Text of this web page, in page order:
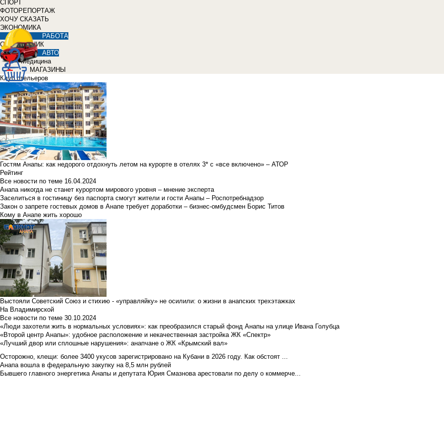
СПОРТ
ФОТОРЕПОРТАЖ
ХОЧУ СКАЗАТЬ
ЭКОНОМИКА
РАБОТА
СПРАВОЧНИК
АВТО
Медицина
МАГАЗИНЫ
Клуб отельеров
Гостям Анапы: как недорого отдохнуть летом на курорте в отелях 3* с «все включено» – АТОР
Рейтинг
Все новости по теме 16.04.2024
Анапа никогда не станет курортом мирового уровня – мнение эксперта
Заселиться в гостиницу без паспорта смогут жители и гости Анапы – Роспотребнадзор
Закон о запрете гостевых домов в Анапе требует доработки – бизнес-омбудсмен Борис Титов
Кому в Анапе жить хорошо
Выстояли Советский Союз и стихию - «управляйку» не осилили: о жизни в анапских трехэтажках
На Владимирской
Все новости по теме 30.10.2024
«Люди захотели жить в нормальных условиях»: как преобразился старый фонд Анапы на улице Ивана Голубца
«Второй центр Анапы»: удобное расположение и некачественная застройка ЖК «Спектр»
«Лучший двор или сплошные нарушения»: анапчане о ЖК «Крымский вал»
Осторожно, клещи: более 3400 укусов зарегистрировано на Кубани в 2026 году. Как обстоят ...
Анапа вошла в федеральную закупку на 8,5 млн рублей
Бывшего главного энергетика Анапы и депутата Юрия Смазнова арестовали по делу о коммерче...